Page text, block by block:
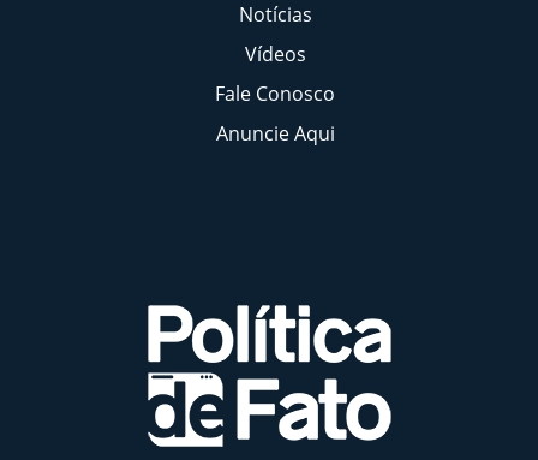
Notícias
Vídeos
Fale Conosco
Anuncie Aqui